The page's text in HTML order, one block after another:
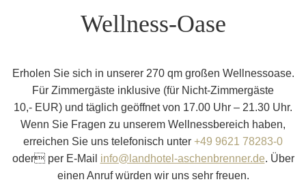
Wellness-Oase
Erholen Sie sich in unserer 270 qm großen Wellnessoase.
Für Zimmergäste inklusive (für Nicht-Zimmergäste
10,- EUR) und täglich geöffnet von 17.00 Uhr – 21.30 Uhr.
Wenn Sie Fragen zu unserem Wellnessbereich haben,
erreichen Sie uns telefonisch unter +49 9621 78283-0
oder per E-Mail info@landhotel-aschenbrenner.de. Über
einen Anruf würden wir uns sehr freuen.